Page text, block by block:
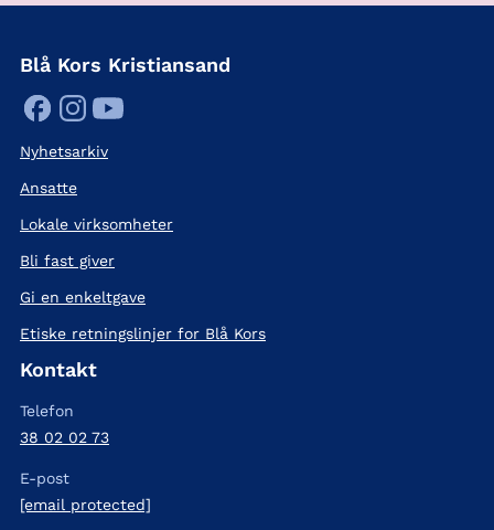
Blå Kors Kristiansand
Nyhetsarkiv
Ansatte
Lokale virksomheter
Bli fast giver
Gi en enkeltgave
Etiske retningslinjer for Blå Kors
Kontakt
Telefon
38 02 02 73
E-post
[email protected]